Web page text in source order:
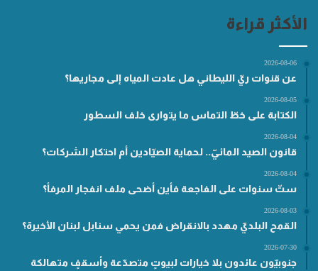
الأكثر قراءة
2026-08-06
عن قنوات ريّ الليطاني هل عادت المياه إلى مجاريها؟
2026-08-05
الكتابة على خطّ التماس ما يتوارى خلف السطور
2026-08-04
قانون الصيد المائيّ.. لحماية الصيّادين أم احتكار الشركات؟
2026-08-04
ستّ سنوات على الفاجعة فأين أضحى ملف انفجار المرفأ؟
2026-08-03
القمح البلديّ مهدد بالانقراض فمن يحمي سنابل لبنان الأخيرة؟
2026-07-30
جنوبيّون عائدون بلا خيارات لبيوتٍ متصدّعة وأسقفٍ متهالكة